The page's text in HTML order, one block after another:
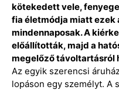
kötekedett vele,
fia életmódja miatt ezek
mindennaposak. A
előállították, majd a
megelőző távoltartásról
Az egyik szerencsi
lopáson egy személyt. A